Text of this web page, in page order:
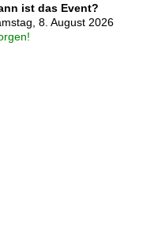
ist das Event?
8. August 2026